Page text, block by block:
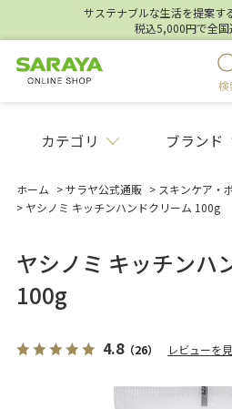
サステナブルな生活を提案す
税込5,000円で全国
検
カテゴリ ブランド
ホーム >サラヤ公式通販 > スキンケア・
> ヤシノミ キッチンハンドクリーム 100g
ヤシノミ キッチンハ
100g
4.8（26） レビューを